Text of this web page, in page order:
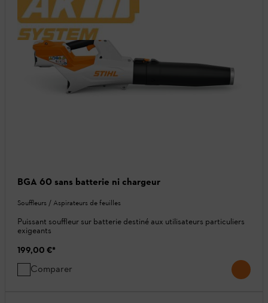
BGA 60 sans batterie ni chargeur
Souffleurs / Aspirateurs de feuilles
Puissant souffleur sur batterie destiné aux utilisateurs particuliers
exigeants
199,00 €*
Comparer